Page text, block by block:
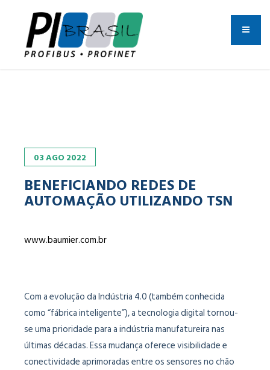
03AGO 2022
BENEFICIANDO REDES DE
AUTOMAÇÃO UTILIZANDO TSN
www.baumier.com.br
Com a evolução da Indústria 4.0 (também conhecida
como “fábrica inteligente”), a tecnologia digital tornou-
se uma prioridade para a indústria manufatureira nas
últimas décadas. Essa mudança oferece visibilidade e
conectividade aprimoradas entre os sensores no chão